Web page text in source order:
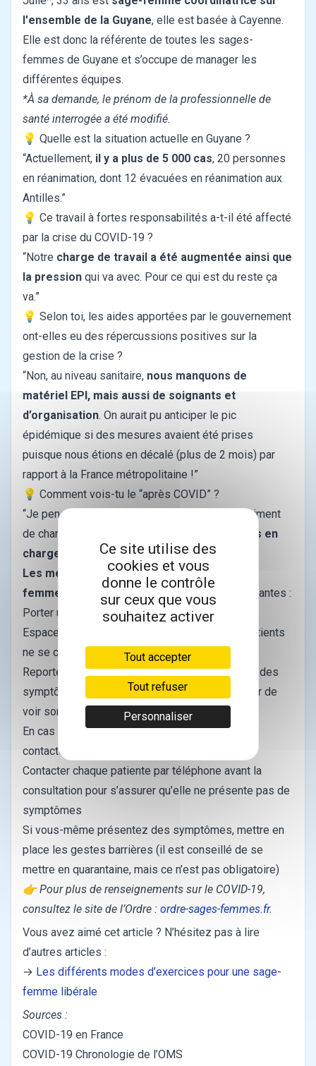
l'ensemble de la Guyane, elle est basée à Cayenne.
Elle est donc la référente de toutes les sages-
femmes de Guyane et s’occupe de manager les
différentes équipes.
*À sa demande, le prénom de la professionnelle de
santé interrogée a été modifié.
💡 Quelle est la situation actuelle en Guyane ?
“Actuellement, il y a plus de 5 000 cas, 20 personnes
en réanimation, dont 12 évacuées en réanimation aux
Antilles.”
💡 Ce travail à fortes responsabilités a-t-il été affecté
par la crise du COVID-19 ?
“Notre charge de travail a été augmentée ainsi que
la pression qui va avec. Pour ce qui est du reste ça
va.”
💡 Selon toi, les aides apportées par le gouvernement
ont-elles eu des répercussions positives sur la
gestion de la crise ?
“Non, au niveau sanitaire, nous manquons de
matériel EPI, mais aussi de soignants et
d’organisation. On aurait pu anticiper le pic
épidémique si des mesures avaient été prises
puisque nous étions en décalé (plus de 2 mois) par
rapport à la France métropolitaine !”
💡 Comment vois-tu le “après COVID” ?
“Je pense qu'après le COVID, il n’y aura pas vraiment
de changements,
nous reprendrons les prises en
charge classiques ”.
Les mesures prises par l’Ordre des sages-
femmes
pour faire face au COVID sont les suivantes :
Porter un masque chirurgical en continu
Espacer les rendez-vous pour éviter que les patients
ne se croisent dans la salle d’attente
Reporter le rendez-vous si la patiente présente des
symptômes modérés d’infection et lui conseiller de
voir son médecin
En cas de symptômes sévères d’une patiente,
contacter le 15
Contacter chaque patiente par téléphone avant la
consultation pour s’assurer qu’elle ne présente pas de
symptômes
Si vous-même présentez des symptômes, mettre en
place les gestes barrières (il est conseillé de se
mettre en quarantaine, mais ce n’est pas obligatoire)
👉 Pour plus de renseignements sur le COVID-19,
consultez le site de l’Ordre : ordre-sages-femmes.fr.
Vous avez aimé cet article ? N’hésitez pas à lire
d’autres articles :
→ Les différents modes d’exercices pour une sage-
femme libérale
Sources :
COVID-19 en France
COVID-19 Chronologie de l’OMS
Ce site utilise des
cookies et vous
donne le contrôle
sur ceux que vous
souhaitez activer
Tout accepter
Tout refuser
Personnaliser